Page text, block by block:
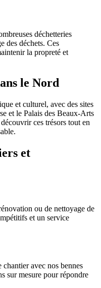
déchetteries
des déchets. Ces
la propreté et
le Nord
et culturel, avec des sites
et le Palais des Beaux-Arts
ces trésors tout en
et
ou de nettoyage de
et un service
avec nos bennes
sur mesure pour répondre